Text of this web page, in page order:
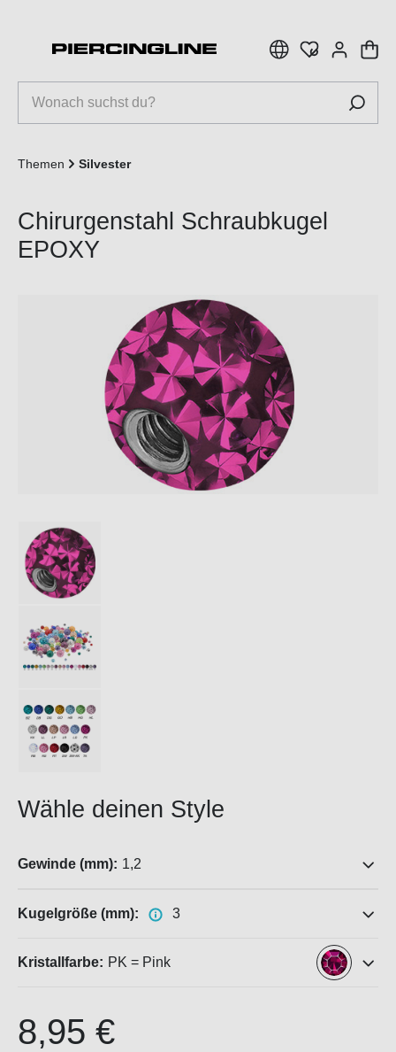
Themen Silvester
Chirurgenstahl Schraubkugel
EPOXY
Wähle deinen Style
Gewinde (mm): 1,2
Kugelgröße (mm): 3
Kristallfarbe: PK = Pink
8,95 €